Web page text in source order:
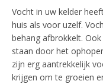
Vocht in uw kelder
huis als voor uzelf.
behang afbrokkelt.
staan door het
zijn erg aantrekkelijk
krijgen om te groeien